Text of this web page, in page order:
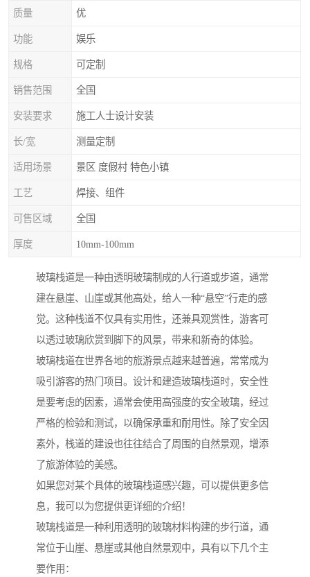
质量 优
功能 娱乐
规格 可定制
销售范围 全国
安装要求 施工人士设计安装
长/宽 测量定制
适用场景 景区 度假村 特色小镇
工艺 焊接、组件
可售区域 全国
厚度 10mm-100mm
玻璃栈道是一种由透明玻璃制成的人行道或步道，通常
建在悬崖、山崖或其他高处，给人一种“悬空”行走的感
觉。这种栈道不仅具有实用性，还兼具观赏性，游客可
以透过玻璃欣赏到脚下的风景，带来和新奇的体验。
玻璃栈道在世界各地的旅游景点越来越普遍，常常成为
吸引游客的热门项目。设计和建造玻璃栈道时，安全性
是要考虑的因素，通常会使用高强度的安全玻璃，经过
严格的检验和测试，以确保承重和耐用性。除了安全因
素外，栈道的建设也往往结合了周围的自然景观，增添
了旅游体验的美感。
如果您对某个具体的玻璃栈道感兴趣，可以提供更多信
息，我可以为您提供更详细的介绍！
玻璃栈道是一种利用透明的玻璃材料构建的步行道，通
常位于山崖、悬崖或其他自然景观中，具有以下几个主
要作用：